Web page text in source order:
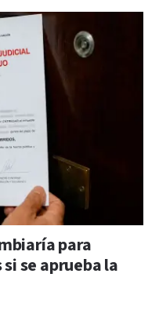
para
se aprueba la